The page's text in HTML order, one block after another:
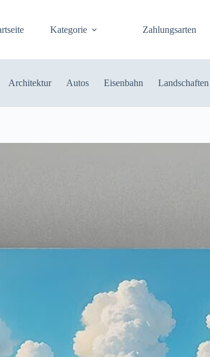
Kategorie Zahlungsarten
Architektur Autos Eisenbahn Landschaften